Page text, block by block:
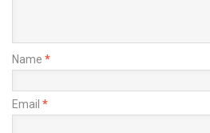
Name *
Email *